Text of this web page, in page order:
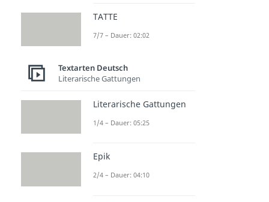
TATTE
7/7 – Dauer: 02:02
Textarten Deutsch
Literarische Gattungen
Literarische Gattungen
1/4 – Dauer: 05:25
Epik
2/4 – Dauer: 04:10